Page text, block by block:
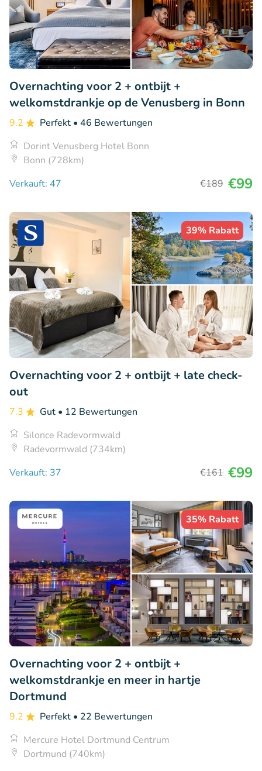
Overnachting voor 2 + ontbijt +
welkomstdrankje op de Venusberg in Bonn
9.2 Perfekt • 46 Bewertungen
Dorint Venusberg Hotel Bonn
Bonn (728km)
Verkauft: 47
€189 €99
39% Rabatt
Overnachting voor 2 + ontbijt + late check-
out
7.3 Gut • 12 Bewertungen
Silonce Radevormwald
Radevormwald (734km)
Verkauft: 37
€161 €99
35% Rabatt
Overnachting voor 2 + ontbijt +
welkomstdrankje en meer in hartje
Dortmund
9.2 Perfekt • 22 Bewertungen
Mercure Hotel Dortmund Centrum
Dortmund (740km)